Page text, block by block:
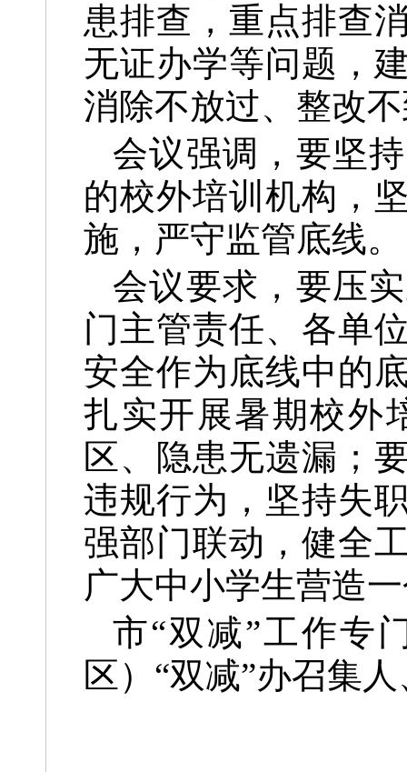
患排查，重点排查
无证办学等问题，
消除不放过、整改
会议强调， 要坚
的校外培训机构，
施，严守监管底线。
会议要求， 要压
门主管责任、各单
安全作为底线中的
扎实开展暑期校外
区、隐患无遗漏；
违规行为，坚持失
强部门联动，健全
广大中小学生营造
市“双减”工作专
区）“双减”办召集